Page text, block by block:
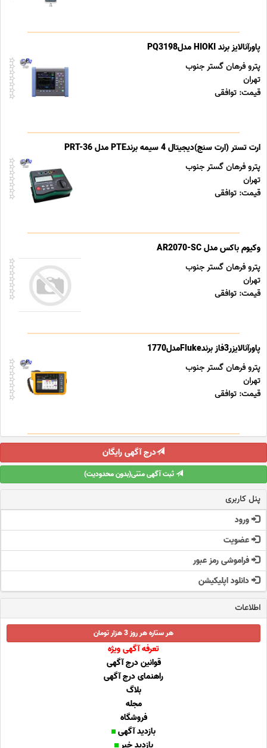
پاورآنالایز برند HIOKI مدلPQ3198
پترو فرهان گستر جنوب
تهران
قیمت: توافقی
ارت تستر (ارت سنج)دیجیتال 4 سیمه برندPTE مدل PRT-36
پترو فرهان گستر جنوب
تهران
قیمت: توافقی
وکیوم باکس مدل AR2070-SC
پترو فرهان گستر جنوب
تهران
قیمت: توافقی
پاورآنالایزر3فاز برندFlukeمدل1770
پترو فرهان گستر جنوب
تهران
قیمت: توافقی
درج آگهی رایگان
ثبت آگهی متنی(بدون محدودیت)
پنل کاربری
ورود
عضویت
فراموشی رمز عبور
دانلود اپلیکیشن
اطلاعات
هر ستاره هر روز 3 هزار تومان
تعرفه آگهی ویژه
قوانین درج آگهی
راهنمای درج آگهی
بلاگ
مجله
فروشگاه
بازدید آگهی